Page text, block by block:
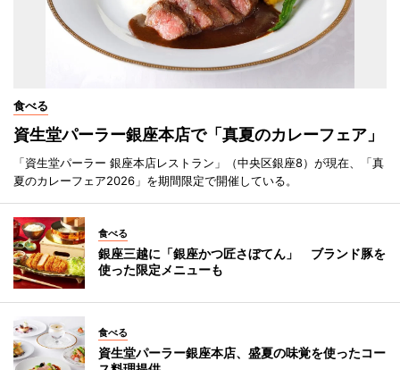
食べる
資生堂パーラー銀座本店で「真夏のカレーフェア」
「資生堂パーラー 銀座本店レストラン」（中央区銀座8）が現在、「真
夏のカレーフェア2026」を期間限定で開催している。
食べる
銀座三越に「銀座かつ匠さぼてん」 ブランド豚を
使った限定メニューも
食べる
資生堂パーラー銀座本店、盛夏の味覚を使ったコー